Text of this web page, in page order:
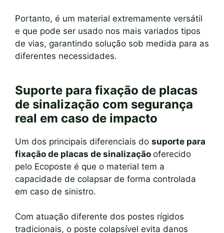
Portanto, é um material extremamente versátil
e que pode ser usado nos mais variados tipos
de vias, garantindo solução sob medida para as
diferentes necessidades.
Suporte para fixação de placas
de sinalização com segurança
real em caso de impacto
Um dos principais diferenciais do suporte para
fixação de placas de sinalização oferecido
pelo Ecoposte é que o material tem a
capacidade de colapsar de forma controlada
em caso de sinistro.
Com atuação diferente dos postes rígidos
tradicionais, o poste colapsível evita danos